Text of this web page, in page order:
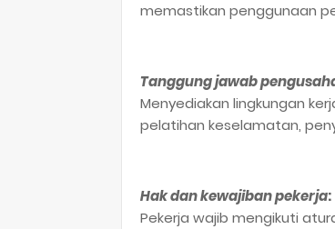
memastikan penggunaan
Tanggung jawab
Menyediakan lingkungan
pelatihan keselamatan,
Hak dan kewajiban pekerja:
Pekerja wajib mengikuti